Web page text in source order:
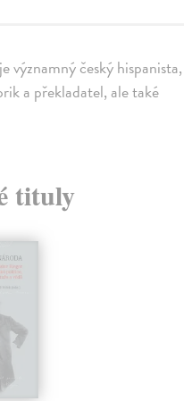
významný český hispanista,
a překladatel, ale také
tituly